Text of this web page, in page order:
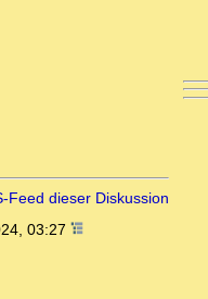
Feed dieser Diskussion
03:27